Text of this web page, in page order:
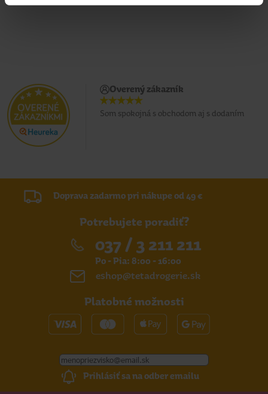
Overený zákazník
Som spokojná s obchodom aj s dodaním
Doprava zadarmo pri nákupe od 49 €
Potrebujete poradiť?
037 / 3 211 211
Po - Pia: 8:00 - 16:00
eshop@tetadrogerie.sk
Platobné možnosti
Prihlásiť sa na odber emailu